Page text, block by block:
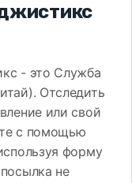
- это Служба
Отследить
или свой
с помощью
форму
не